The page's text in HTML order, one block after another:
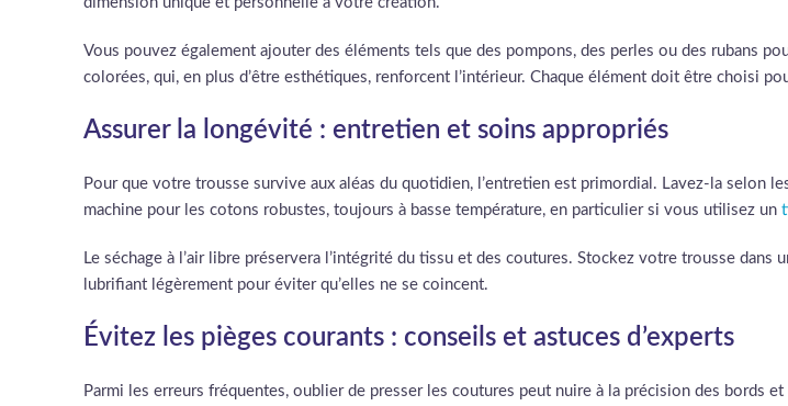
Vous pouvez également ajouter des éléments tels que des pompons, des perles ou des rubans
colorées, qui, en plus d’être esthétiques, renforcent l’intérieur. Chaque élément doit être choisi
Assurer la longévité : entretien et soins appropriés
Pour que votre trousse survive aux aléas du quotidien, l’entretien est primordial. Lavez-la selon
machine pour les cotons robustes, toujours à basse température, en particulier si vous utilisez un
Le séchage à l’air libre préservera l’intégrité du tissu et des coutures. Stockez votre trousse
lubrifiant légèrement pour éviter qu’elles ne se coincent.
Évitez les pièges courants : conseils et astuces d’experts
Parmi les erreurs fréquentes, oublier de presser les coutures peut nuire à la précision des bords